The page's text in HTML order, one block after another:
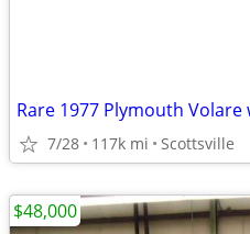
Rare 1977 Plymouth Volare
7/28 117k mi Scottsville
$48,000